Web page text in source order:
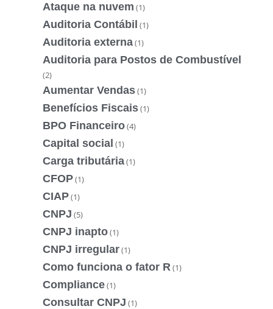
Ataque na nuvem (1)
Auditoria Contábil (1)
Auditoria externa(1)
Auditoria para Postos de Combustível
(2)
Aumentar Vendas(1)
Benefícios Fiscais(1)
BPO Financeiro(4)
Capital social (1)
Carga tributária(1)
CFOP(1)
CIAP(1)
CNPJ (5)
CNPJ inapto(1)
CNPJ irregular(1)
Como funciona o fator R(1)
Compliance(1)
Consultar CNPJ (1)